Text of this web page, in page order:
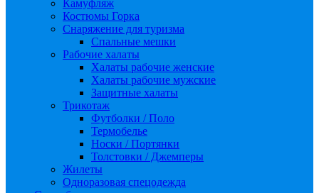
Камуфляж
Костюмы Горка
Снаряжение для туризма
Спальные мешки
Рабочие халаты
Халаты рабочие женские
Халаты рабочие мужские
Защитные халаты
Трикотаж
Футболки / Поло
Термобелье
Носки / Портянки
Толстовки / Джемперы
Жилеты
Одноразовая спецодежда